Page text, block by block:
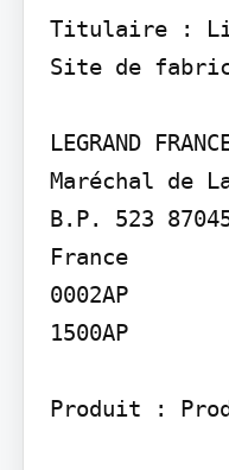
Titulaire :
Site de
LEGRAND
Maréchal de
B.P. 523 87045
France
0002AP
1500AP
Produit :